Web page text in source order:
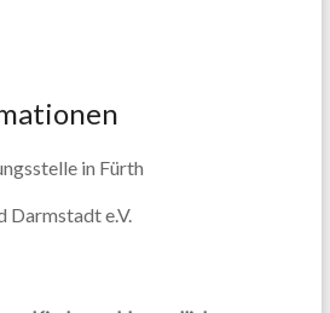
in Fürth
Darmstadt e.V.